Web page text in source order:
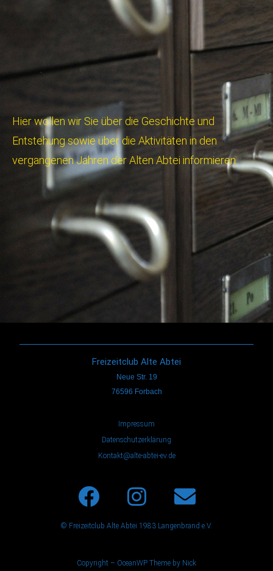
Hier wollen wir Sie über die Geschichte und
Entstehung sowie über die Aktivitäten in den
vergangenen Jahren der Alten Abtei informieren.
Freizeitclub Alte Abtei
Neue Str. 19
76596 Forbach
Impressum
Datenschutzerklärung
Kontakt@alte-abtei-ev.de
© Freizeitclub Alte Abtei 1983 Langenbrand e.V.
Copyright – OceanWP Theme by Nick